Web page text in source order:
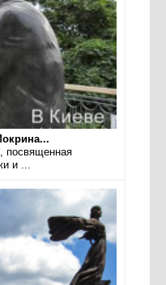
посвященная
и ...